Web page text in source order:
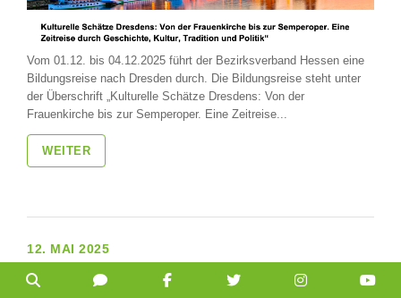
Vom 01.12. bis 04.12.2025 führt der Bezirksverband Hessen eine
Bildungsreise nach Dresden durch. Die Bildungsreise steht unter
der Überschrift „Kulturelle Schätze Dresdens: Von der
Frauenkirche bis zur Semperoper. Eine Zeitreise...
WEITER
12. MAI 2025
Unbürokratische Unterstützung des Sporttrainings